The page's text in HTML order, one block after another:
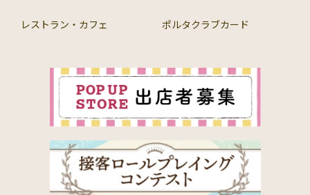
レストラン・カフェ ポルタクラブカード